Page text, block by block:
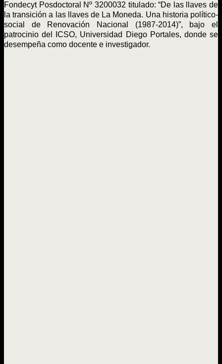
Fondecyt Posdoctoral Nº 3200032 titulado: “De las llaves de
la transición a las llaves de La Moneda. Una historia político-
social de Renovación Nacional (1987-2014)”, bajo el
patrocinio del ICSO, Universidad Diego Portales, donde se
desempeña como docente e investigador.